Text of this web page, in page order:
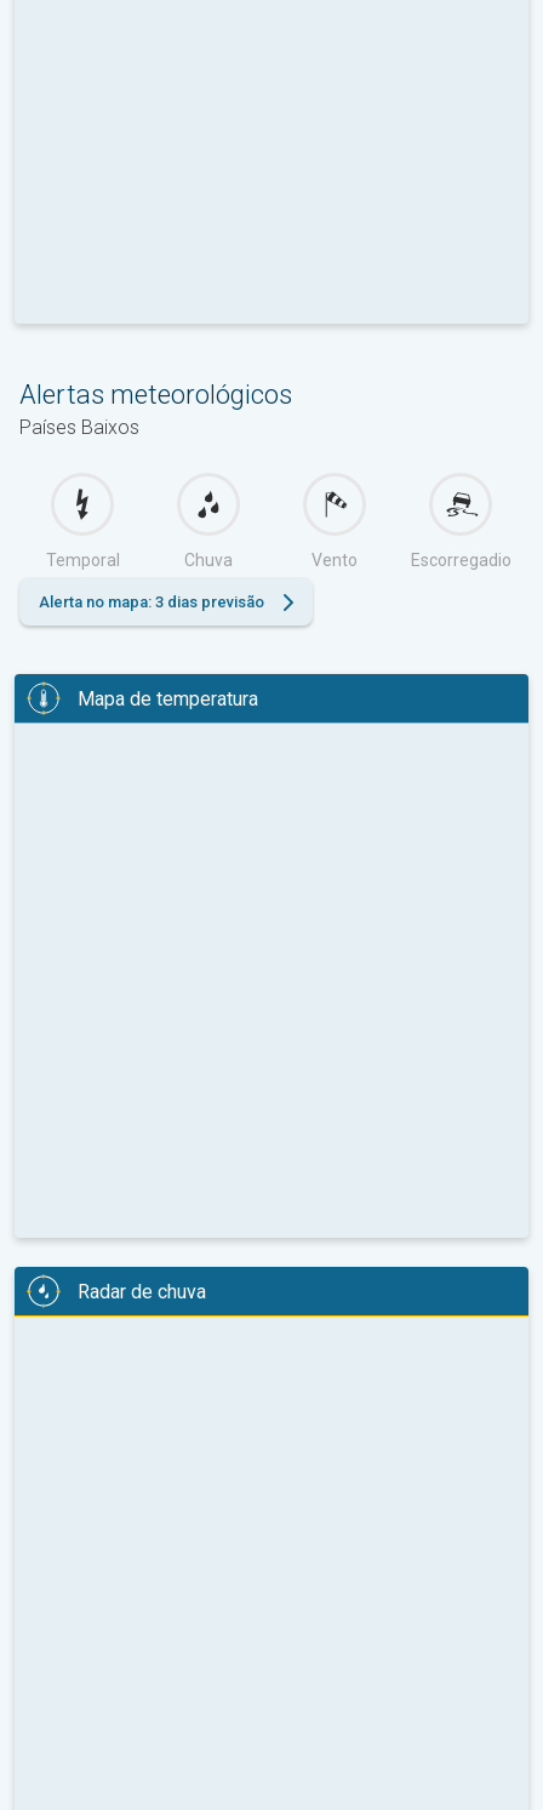
Alertas meteorológicos
Países Baixos
Temporal Chuva Vento Escorregadio
Alerta no mapa: 3 dias previsão
Mapa de temperatura
Radar de chuva